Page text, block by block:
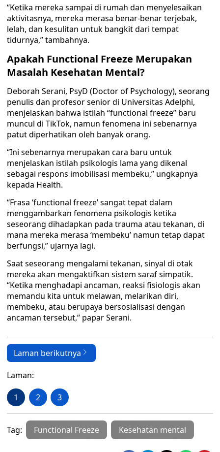
“Ketika mereka sampai di rumah dan menyelesaikan
aktivitasnya, mereka merasa benar-benar terjebak,
lelah, dan kesulitan untuk bangkit dari tempat
tidurnya,” tambahnya.
Apakah Functional Freeze Merupakan
Masalah Kesehatan Mental?
Deborah Serani, PsyD (Doctor of Psychology), seorang
penulis dan profesor senior di Universitas Adelphi,
menjelaskan bahwa istilah “functional freeze” baru
muncul di TikTok, namun fenomena ini sebenarnya
patut diperhatikan oleh banyak orang.
“Ini sebenarnya merupakan cara baru untuk
menjelaskan istilah psikologis lama yang dikenal
sebagai respons imobilisasi membeku,” ungkapnya
kepada Health.
“Frasa ‘functional freeze’ sangat tepat dalam
menggambarkan fenomena psikologis ketika
seseorang dihadapkan pada trauma atau tekanan, di
mana mereka merasa ‘membeku’ namun tetap dapat
berfungsi,” ujarnya lagi.
Saat seseorang mengalami tekanan, sinyal di otak
mereka akan mengaktifkan sistem saraf simpatik.
“Ketika menghadapi ancaman, reaksi fisiologis akan
memandu kita untuk melawan, melarikan diri,
membeku, atau berupaya bersosialisasi dengan
ancaman tersebut,” papar Serani.
Laman berikutnya
Laman:
1 2 3
Tag: Functional Freeze Kesehatan mental